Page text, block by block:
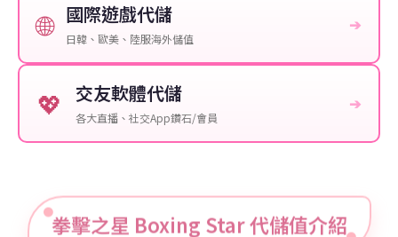
🌐 國際遊戲代儲
日韓、歐美、陸服海外儲值
➔
💖 交友軟體代儲
各大直播、社交App鑽石/會員
➔
拳擊之星 Boxing Star 代儲值介紹